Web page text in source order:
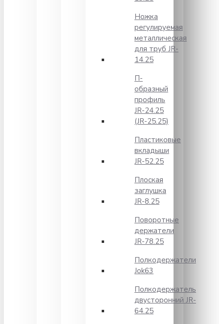
Ножка
регулируемая
металлическая
для труб JR-
14.25
П-
образный
профиль
JR-24.25
(JR-25.25)
Пластиковые
вкладыши
JR-52.25
Плоская
заглушка
JR-8.25
Поворотные
держатели
JR-78.25
Полкодержатели
Jok63
Полкодержатель
двусторонний JR-
64.25